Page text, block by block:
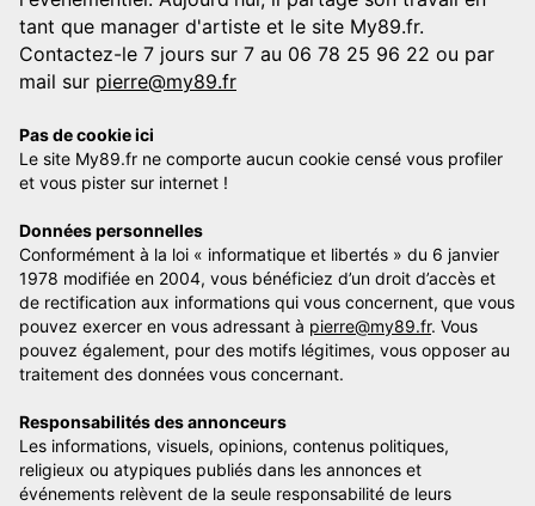
tant que manager d'artiste et le site My89.fr.
Contactez-le 7 jours sur 7 au 06 78 25 96 22 ou par
mail sur pierre@my89.fr
Pas de cookie ici
Le site My89.fr ne comporte aucun cookie censé vous profiler
et vous pister sur internet !
Données personnelles
Conformément à la loi « informatique et libertés » du 6 janvier
1978 modifiée en 2004, vous bénéficiez d’un droit d’accès et
de rectification aux informations qui vous concernent, que vous
pouvez exercer en vous adressant à pierre@my89.fr. Vous
pouvez également, pour des motifs légitimes, vous opposer au
traitement des données vous concernant.
Responsabilités des annonceurs
Les informations, visuels, opinions, contenus politiques,
religieux ou atypiques publiés dans les annonces et
événements relèvent de la seule responsabilité de leurs